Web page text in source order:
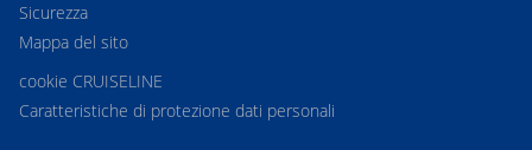
Sicurezza
Mappa del sito
cookie CRUISELINE
Caratteristiche di protezione dati personali